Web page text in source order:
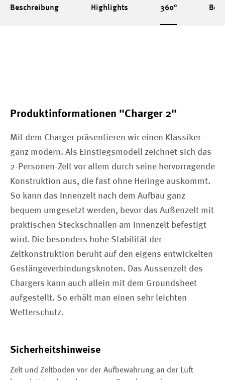
Beschreibung Highlights 360°
Produktinformationen "Charger 2"
Mit dem Charger präsentieren wir einen Klassiker –
ganz modern. Als Einstiegsmodell zeichnet sich das
2-Personen-Zelt vor allem durch seine hervorragende
Konstruktion aus, die fast ohne Heringe auskommt.
So kann das Innenzelt nach dem Aufbau ganz
bequem umgesetzt werden, bevor das Außenzelt mit
praktischen Steckschnallen am Innenzelt befestigt
wird. Die besonders hohe Stabilität der
Zeltkonstruktion beruht auf den eigens entwickelten
Gestängeverbindungsknoten. Das Aussenzelt des
Chargers kann auch allein mit dem Groundsheet
aufgestellt. So erhält man einen sehr leichten
Wetterschutz.
Sicherheitshinweise
Zelt und Zeltboden vor der Aufbewahrung an der Luft